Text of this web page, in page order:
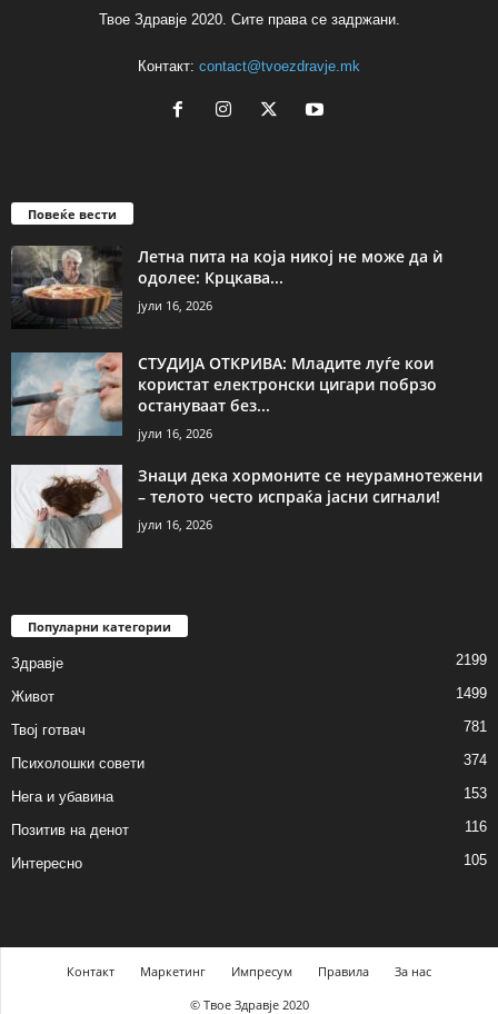
Твое Здравје 2020. Сите права се задржани.
Контакт: contact@tvoezdravje.mk
Повеќе вести
Летна пита на која никој не може да ѝ
одолее: Крцкава...
јули 16, 2026
СТУДИЈА ОТКРИВА: Младите луѓе кои
користат електронски цигари побрзо
остануваат без...
јули 16, 2026
Знаци дека хормоните се неурамнотежени
– телото често испраќа јасни сигнали!
јули 16, 2026
Популарни категории
Здравје 2199
Живот 1499
Твој готвач 781
Психолошки совети 374
Нега и убавина 153
Позитив на денот 116
Интересно 105
Контакт Маркетинг Импресум Правила
За нас
© Твое Здравје 2020